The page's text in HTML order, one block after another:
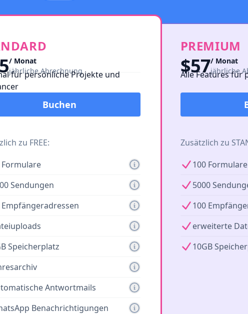
/ Monat
jährliche Abrechnung
für persönliche Projekte und
Buchen
zu FREE:
Formulare
Sendungen
Empfängeradressen
Speicherplatz
Antwortmails
Benachrichtigungen
PREMIUM
$57/ Monat
jährliche
Alle Features für
Zusätzlich zu
100 Formulare
5000
100
erweiterte
10GB